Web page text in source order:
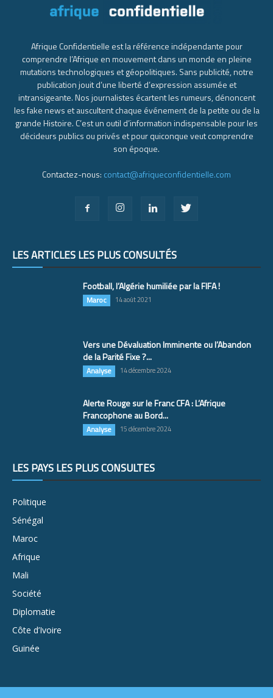
Afrique Confidentielle est la référence indépendante pour
comprendre l’Afrique en mouvement dans un monde en pleine
mutations technologiques et géopolitiques. Sans publicité, notre
publication jouit d’une liberté d’expression assumée et
intransigeante. Nos journalistes écartent les rumeurs, dénoncent
les fake news et auscultent chaque événement de la petite ou de la
grande Histoire. C’est un outil d’information indispensable pour les
décideurs publics ou privés et pour quiconque veut comprendre
son époque.
Contactez-nous: contact@afriqueconfidentielle.com
LES ARTICLES LES PLUS CONSULTÉS
Football, l’Algérie humiliée par la FIFA !
Maroc 14 août 2021
Vers une Dévaluation Imminente ou l’Abandon
de la Parité Fixe ?...
Analyse 14 décembre 2024
Alerte Rouge sur le Franc CFA : L’Afrique
Francophone au Bord...
Analyse 15 décembre 2024
LES PAYS LES PLUS CONSULTÉS
Politique
Sénégal
Maroc
Afrique
Mali
Société
Diplomatie
Côte d’Ivoire
Guinée